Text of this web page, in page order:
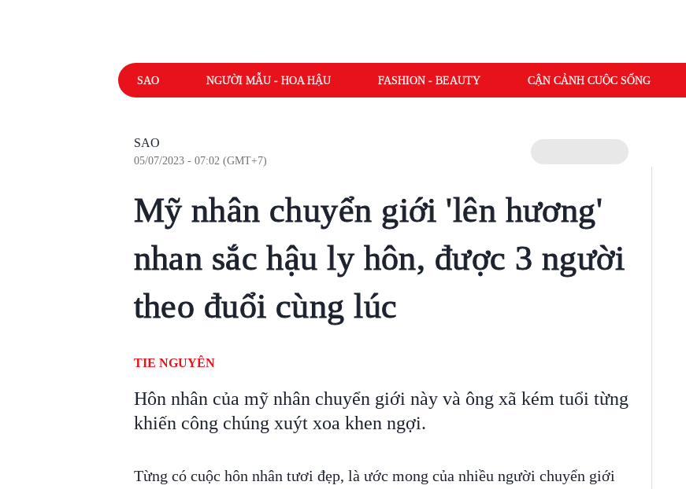
SAO NGƯỜI MẪU - HOA HẬU FASHION - BEAUTY CẬN CẢNH CUỘC SỐNG
SAO
05/07/2023 - 07:02 (GMT+7)
Mỹ nhân chuyển giới 'lên hương'
nhan sắc hậu ly hôn, được 3 người
theo đuổi cùng lúc
TIE NGUYÊN
Hôn nhân của mỹ nhân chuyển giới này và ông xã kém tuổi từng
khiến công chúng xuýt xoa khen ngợi.
Từng có cuộc hôn nhân tươi đẹp, là ước mong của nhiều người chuyển giới